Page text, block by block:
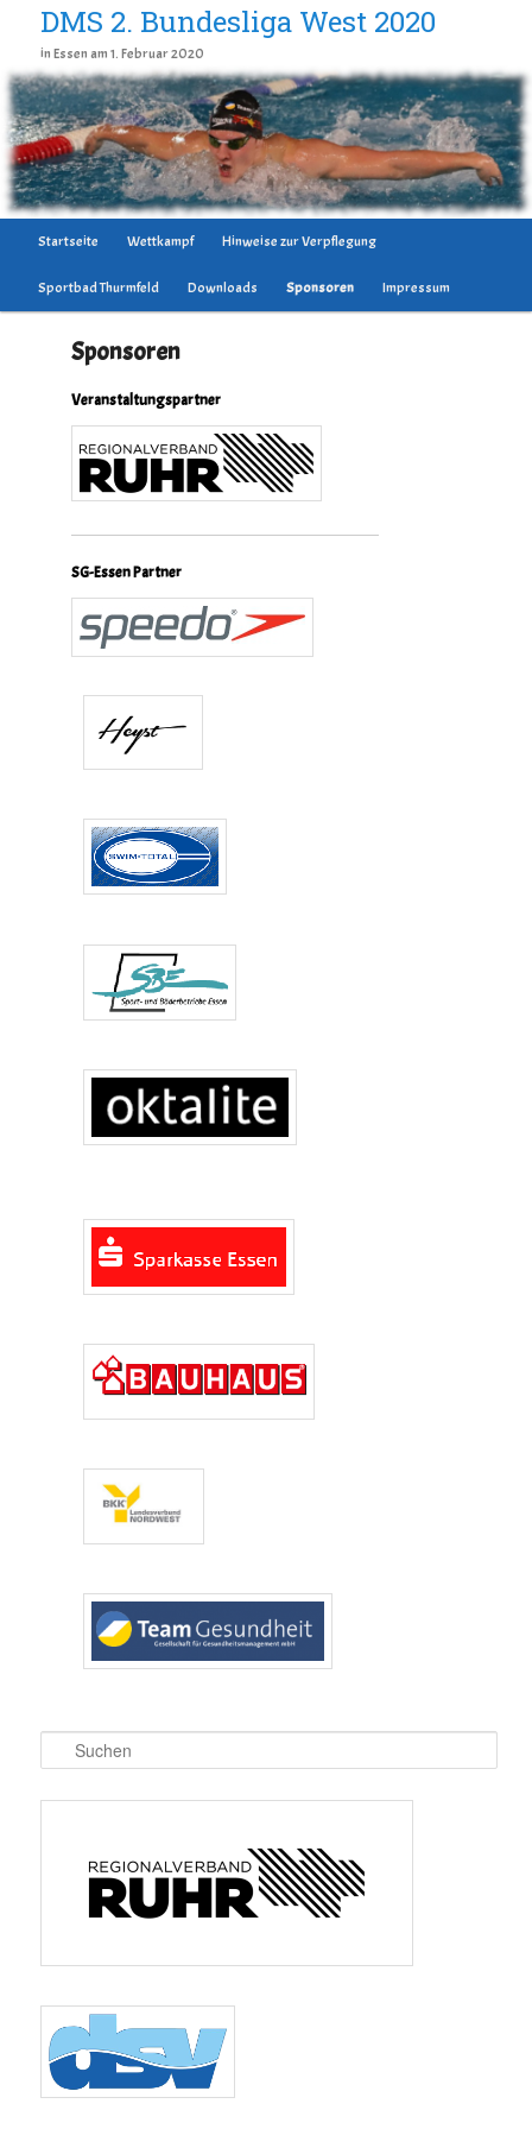
DMS 2. Bundesliga West 2020
in Essen am 1. Februar 2020
Zum Inhalt wechseln
Startseite Wettkampf Hinweise zur Verpflegung
Sportbad Thurmfeld Downloads Sponsoren Impressum
Sponsoren
Veranstaltungspartner
SG-Essen Partner
Suchen